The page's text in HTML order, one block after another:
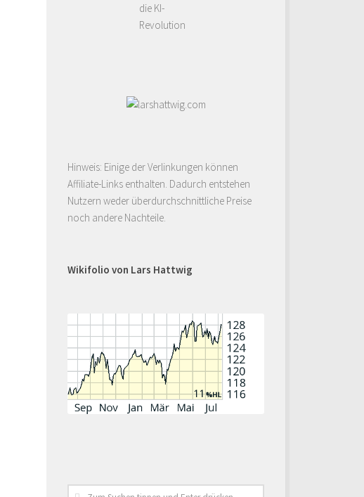
die KI-
Revolution
Hinweis: Einige der Verlinkungen können
Affiliate-Links enthalten. Dadurch entstehen
Nutzern weder überdurchschnittliche Preise
noch andere Nachteile.
Wikifolio von Lars Hattwig